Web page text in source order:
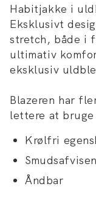
Habitjakke i
Eksklusivt
stretch, både i
ultimativ
eksklusiv
Blazeren har
lettere at bruge
Krølfri
Åndbar